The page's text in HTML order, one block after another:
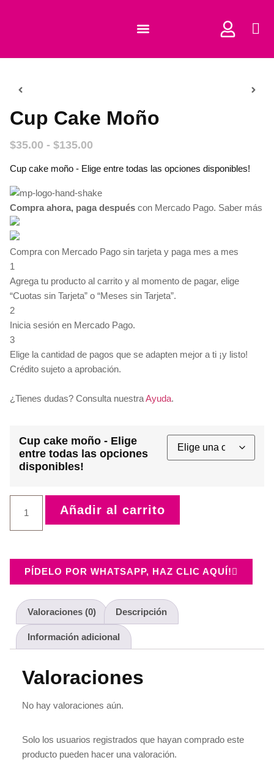
Cup Cake Moño
$35.00 - $135.00
Cup cake moño - Elige entre todas las opciones disponibles!
Compra ahora, paga después con Mercado Pago. Saber más
Compra con Mercado Pago sin tarjeta y paga mes a mes
1
Agrega tu producto al carrito y al momento de pagar, elige
“Cuotas sin Tarjeta” o “Meses sin Tarjeta”.
2
Inicia sesión en Mercado Pago.
3
Elige la cantidad de pagos que se adapten mejor a ti ¡y listo!
Crédito sujeto a aprobación.
¿Tienes dudas? Consulta nuestraAyuda.
Cup cake moño - Elige
entre todas las opciones
disponibles!
Añadir al carrito
PÍDELO POR WHATSAPP, HAZ CLIC AQUÍ!
Valoraciones (0) Descripción
Información adicional
Valoraciones
No hay valoraciones aún.
Solo los usuarios registrados que hayan comprado este
producto pueden hacer una valoración.